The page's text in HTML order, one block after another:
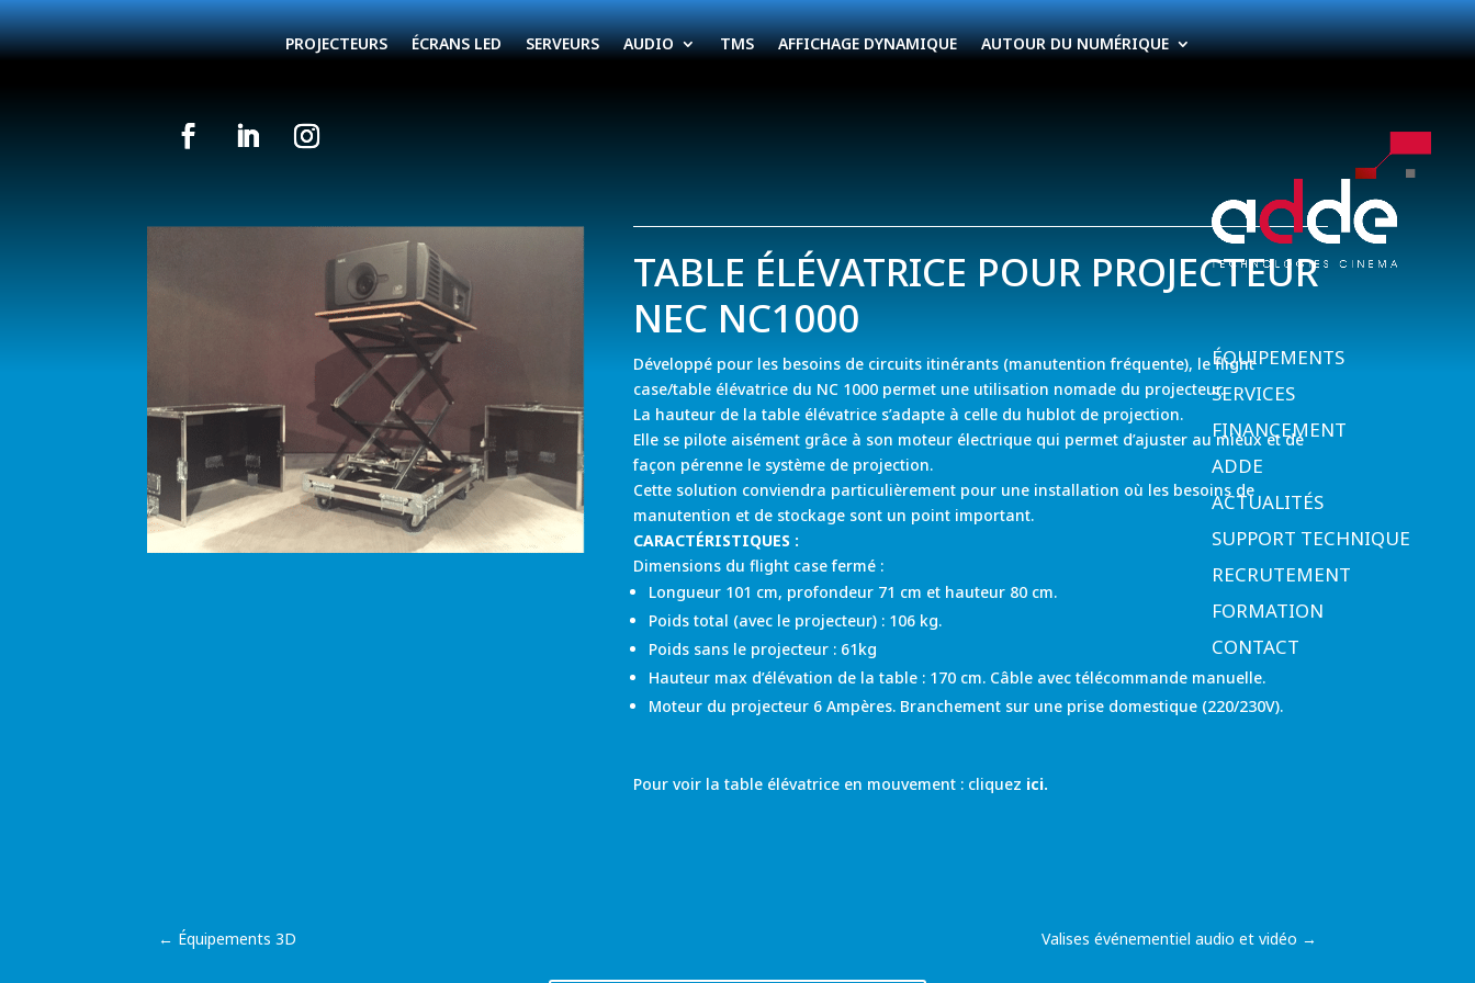
ÉQUIPEMENTS
SERVICES
FINANCEMENT
ADDE
ACTUALITÉS
SUPPORT TECHNIQUE
RECRUTEMENT
FORMATION
CONTACT
PROJECTEURS ÉCRANS LED SERVEURS AUDIO TMS AFFICHAGE DYNAMIQUE AUTOUR DU NUMÉRIQUE
TABLE ÉLÉVATRICE POUR PROJECTEUR
NEC NC1000
Développé pour les besoins de circuits itinérants (manutention fréquente), le flight
case/table élévatrice du NC 1000 permet une utilisation nomade du projecteur.
La hauteur de la table élévatrice s’adapte à celle du hublot de projection.
Elle se pilote aisément grâce à son moteur électrique qui permet d’ajuster au mieux et de
façon pérenne le système de projection.
Cette solution conviendra particulièrement pour une installation où les besoins de
manutention et de stockage sont un point important.
CARACTÉRISTIQUES :
Dimensions du flight case fermé :
Longueur 101 cm, profondeur 71 cm et hauteur 80 cm.
Poids total (avec le projecteur) : 106 kg.
Poids sans le projecteur : 61kg
Hauteur max d’élévation de la table : 170 cm. Câble avec télécommande manuelle.
Moteur du projecteur 6 Ampères. Branchement sur une prise domestique (220/230V).
Pour voir la table élévatrice en mouvement : cliquez ici.
← Équipements 3D Valises événementiel audio et vidéo →